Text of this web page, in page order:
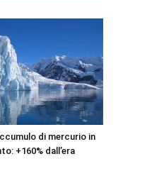
di mercurio in
+160% dall’era